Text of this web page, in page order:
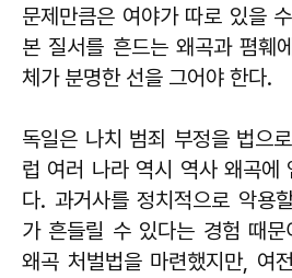
문제만큼은 여야가 따로 있을
본 질서를 흔드는 왜곡과 폄훼
체가 분명한 선을 그어야 한다.
독일은 나치 범죄 부정을 법으
럽 여러 나라 역시 역사 왜곡에
다. 과거사를 정치적으로 악용
가 흔들릴 수 있다는 경험 때
왜곡 처벌법을 마련했지만, 여